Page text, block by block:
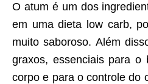
O atum é um dos
em uma dieta low carb,
muito saboroso. Além
graxos, essenciais para o
corpo e para o controle do